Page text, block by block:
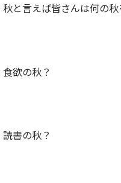
秋と言えば皆さんは何の
食欲の秋？
読書の秋？